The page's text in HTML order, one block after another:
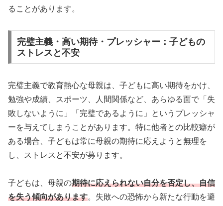
ることがあります。
完璧主義・高い期待・プレッシャー：子どもの
ストレスと不安
完璧主義で教育熱心な母親は、子どもに高い期待をかけ、
勉強や成績、スポーツ、人間関係など、あらゆる面で「失
敗しないように」「完璧であるように」というプレッシャ
ーを与えてしまうことがあります。特に他者との比較癖が
ある場合、子どもは常に母親の期待に応えようと無理を
し、ストレスと不安が募ります。
子どもは、母親の期待に応えられない自分を否定し、自信
を失う傾向があります。失敗への恐怖から新たな行動を避